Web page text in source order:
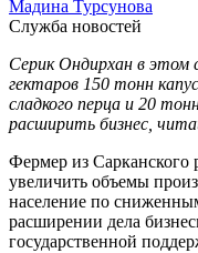
Мадина Турсунова
Служба новостей
Серик Ондирхан в этом
гектаров 150 тонн
сладкого перца и 20
расширить бизнес,
Фермер из
увеличить объемы
население по
расширении дела
государственной